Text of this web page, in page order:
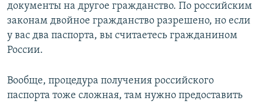
документы на другое гражданство. По российским
законам двойное гражданство разрешено, но если
у вас два паспорта, вы считаетесь гражданином
России.
Вообще, процедура получения российского
паспорта тоже сложная, там нужно предоставить